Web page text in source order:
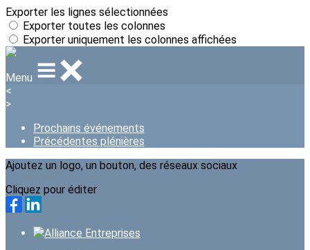
Exporter les lignes sélectionnées
Exporter toutes les colonnes
Exporter uniquement les colonnes affichées
Menu
<
>
Prochains événements
Précédentes plénières
Ajoutez un logo, un bouton, des réseaux sociaux
Cliquez pour éditer